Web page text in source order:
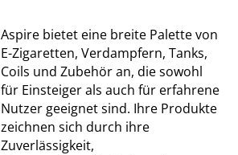
Aspire bietet eine breite Palette von
E-Zigaretten, Verdampfern, Tanks,
Coils und Zubehör an, die sowohl
für Einsteiger als auch für erfahrene
Nutzer geeignet sind. Ihre Produkte
zeichnen sich durch ihre
Zuverlässigkeit,